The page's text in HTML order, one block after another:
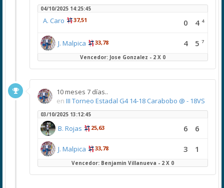
04/10/2025 14:25:45
A. Caro 37,51 0 4 4
J. Malpica 33,78 4 5 7
Vencedor: Jose Gonzalez - 2 X 0
10 meses 7 días..
en III Torneo Estadal G4 14-18 Carabobo @ - 18VS
03/10/2025 13:12:45
B. Rojas 25,63 6 6
J. Malpica 33,78 3 1
Vencedor: Benjamin Villanueva - 2 X 0